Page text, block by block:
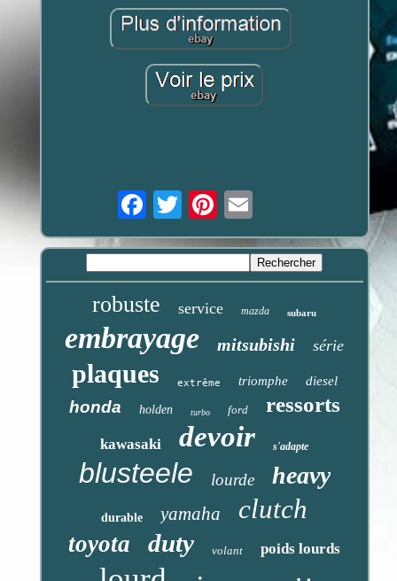
Email
robuste service mazda subaru
embrayage mitsubishi série
plaques extrême triomphe diesel
honda holden turbo ford ressorts
kawasaki devoir s'adapte
blusteele lourde heavy
durable yamaha clutch
toyota duty volant poids lourds